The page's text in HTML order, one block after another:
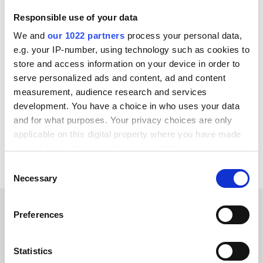
Responsible use of your data
We and our 1022 partners process your personal data,
e.g. your IP-number, using technology such as cookies to
store and access information on your device in order to
serve personalized ads and content, ad and content
measurement, audience research and services
development. You have a choice in who uses your data
and for what purposes. Your privacy choices are only
applicable on this digital property where you have made
the Privacy trigger icon.
Collect information about your geographical location
Identify your device by actively scanning it for
Selection
Necessary
Preferences
Statistics
INTEGRERAS ÄVEN MED
Zoho CRM Zoho Analytics Zoey
Yotpo
XL-ENZ
X12 WordPress Zendesk
Se alla monday.com-integrationer
Discover why our customers